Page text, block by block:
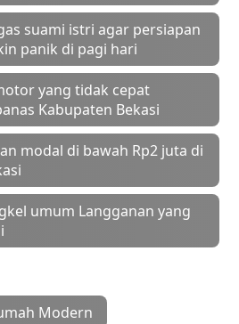
suami istri agar persiapan
panik di pagi hari
yang tidak cepat
Kabupaten Bekasi
modal di bawah Rp2 juta di
umum Langganan yang
Modern